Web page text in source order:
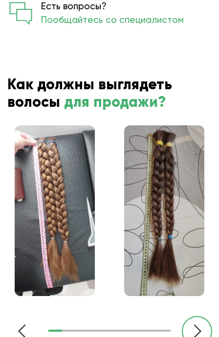
Есть вопросы?
Пообщайтесь со специалистом
Как должны выглядеть
волосы для продажи?